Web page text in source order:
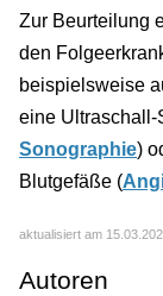
Zur Beurteilung
den
beispielsweise
eine Ultraschall-
Sonographie)
Blutgefäße (
aktualisiert am
Autoren